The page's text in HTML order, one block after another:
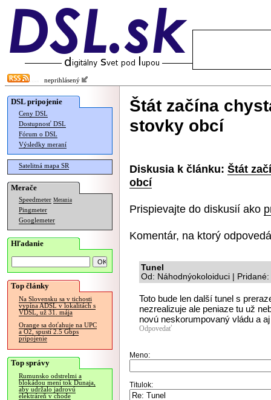
neprihlásený
DSL pripojenie
Ceny DSL
Dostupnosť DSL
Fórum o DSL
Výsledky meraní
Satelitná mapa SR
Merače
Speedmeter Merania
Pingmeter
Googlemeter
Hľadanie
Top články
Na Slovensku sa v tichosti
vypína ADSL v lokalitách s
VDSL, už 31. mája
Orange sa doťahuje na UPC
a O2, spustí 2.5 Gbps
pripojenie
Top správy
Rumunsko odstrelmi a
blokádou mení tok Dunaja,
aby udržalo jadrovú
elektráreň v chode
Štát začína
stovky obcí
Diskusia k článku: Štát
obcí
Prispievajte do diskusií ako
Komentár, na ktorý
Tunel
Od: Náhodnýokoloiduci |
Toto bude len další tunel s
nezrealizuje ale peniaze tu už
novú neskorumpovaný vládu a
Odpovedať
Meno:
Titulok: